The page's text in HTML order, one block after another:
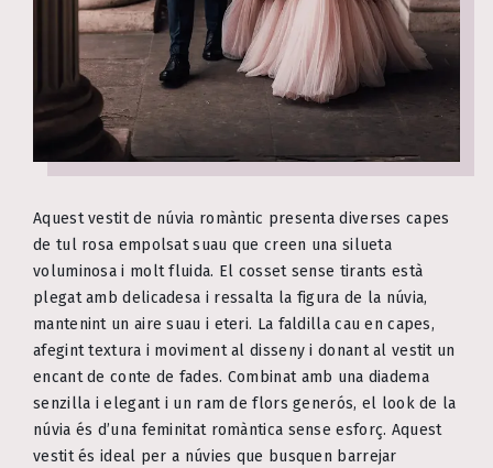
Aquest vestit de núvia romàntic presenta diverses capes
de tul rosa empolsat suau que creen una silueta
voluminosa i molt fluida. El cosset sense tirants està
plegat amb delicadesa i ressalta la figura de la núvia,
mantenint un aire suau i eteri. La faldilla cau en capes,
afegint textura i moviment al disseny i donant al vestit un
encant de conte de fades. Combinat amb una diadema
senzilla i elegant i un ram de flors generós, el look de la
núvia és d’una feminitat romàntica sense esforç. Aquest
vestit és ideal per a núvies que busquen barrejar